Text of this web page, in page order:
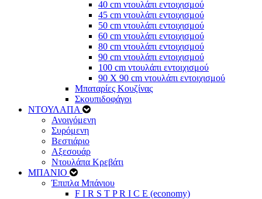
40 cm ντουλάπι εντοιχισμού
45 cm ντουλάπι εντοιχισμού
50 cm ντουλάπι εντοιχισμού
60 cm ντουλάπι εντοιχισμού
80 cm ντουλάπι εντοιχισμού
90 cm ντουλάπι εντοιχισμού
100 cm ντουλάπι εντοιχισμού
90 Χ 90 cm ντουλάπι εντοιχισμού
Μπαταρίες Κουζίνας
Σκουπιδοφάγοι
ΝΤΟΥΛΑΠΑ
Ανοιγόμενη
Συρόμενη
Βεστιάριο
Αξεσουάρ
Ντουλάπα Κρεβάτι
ΜΠΑΝΙΟ
Έπιπλα Μπάνιου
F I R S T P R I C E (economy)